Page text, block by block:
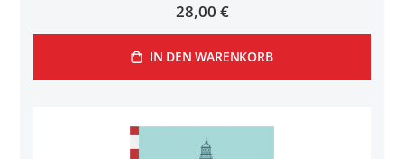
28,00 €
IN DEN WARENKORB